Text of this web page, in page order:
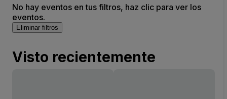
No hay eventos en tus filtros, haz clic para ver los
eventos.
Eliminar filtros
Visto recientemente